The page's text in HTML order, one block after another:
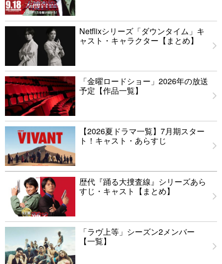
Netflixシリーズ「ダウンタイム」キ
ャスト・キャラクター【まとめ】
「金曜ロードショー」2026年の放送
予定【作品一覧】
【2026夏ドラマ一覧】7月期スター
ト！キャスト・あらすじ
歴代『踊る大捜査線』シリーズあら
すじ・キャスト【まとめ】
「ラヴ上等」シーズン2メンバー
【一覧】